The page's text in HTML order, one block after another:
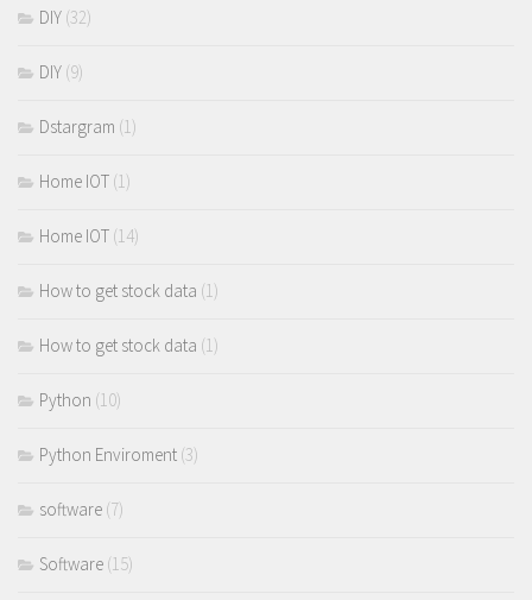
DIY (32)
DIY (9)
Dstargram (1)
Home IOT (1)
Home IOT (14)
How to get stock data (1)
How to get stock data (1)
Python (10)
Python Enviroment (3)
software (7)
Software (15)